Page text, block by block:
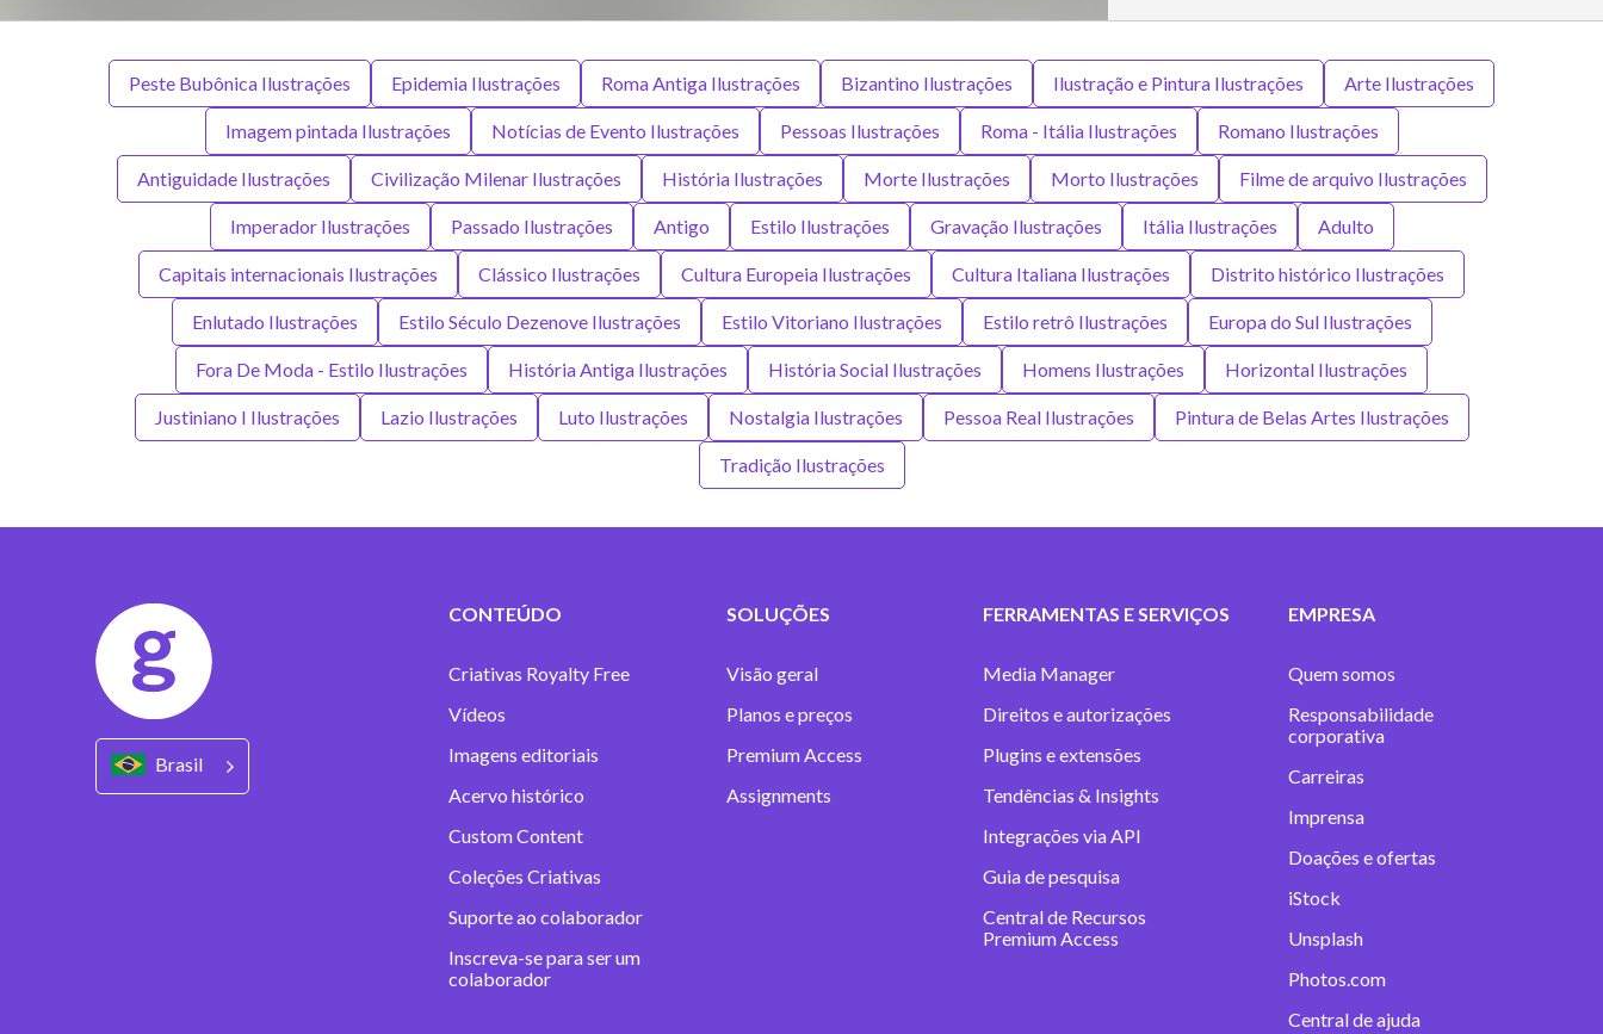
Peste Bubônica Ilustrações Epidemia Ilustrações Roma Antiga Ilustrações Bizantino Ilustrações Ilustração e Pintura Ilustrações Arte Ilustrações
Imagem pintada Ilustrações Notícias de Evento Ilustrações Pessoas Ilustrações Roma - Itália Ilustrações Romano Ilustrações
Antiguidade Ilustrações Civilização Milenar Ilustrações História Ilustrações Morte Ilustrações Morto Ilustrações Filme de arquivo Ilustrações
Imperador Ilustrações Passado Ilustrações Antigo Estilo Ilustrações Gravação Ilustrações Itália Ilustrações Adulto
Capitais internacionais Ilustrações Clássico Ilustrações Cultura Europeia Ilustrações Cultura Italiana Ilustrações Distrito histórico Ilustrações
Enlutado Ilustrações Estilo Século Dezenove Ilustrações Estilo Vitoriano Ilustrações Estilo retrô Ilustrações Europa do Sul Ilustrações
Fora De Moda - Estilo Ilustrações História Antiga Ilustrações História Social Ilustrações Homens Ilustrações Horizontal Ilustrações
Justiniano I Ilustrações Lazio Ilustrações Luto Ilustrações Nostalgia Ilustrações Pessoa Real Ilustrações Pintura de Belas Artes Ilustrações
Tradição Ilustrações
Brasil
CONTEÚDO
Criativas Royalty Free
Vídeos
Imagens editoriais
Acervo histórico
Custom Content
Coleções Criativas
Suporte ao colaborador
Inscreva-se para ser um
colaborador
SOLUÇÕES
Visão geral
Planos e preços
Premium Access
Assignments
FERRAMENTAS E SERVIÇOS
Media Manager
Direitos e autorizações
Plugins e extensões
Tendências & Insights
Integrações via API
Guia de pesquisa
Central de Recursos
Premium Access
EMPRESA
Quem somos
Responsabilidade
corporativa
Carreiras
Imprensa
Doações e ofertas
iStock
Unsplash
Photos.com
Central de ajuda